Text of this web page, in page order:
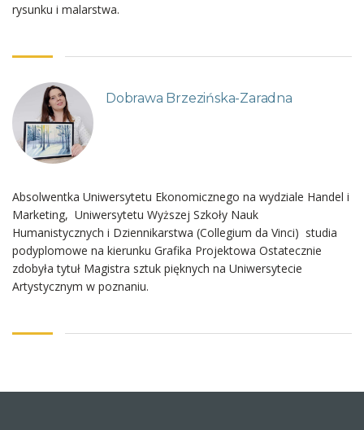
rysunku i malarstwa.
Dobrawa Brzezińska-Zaradna
Absolwentka Uniwersytetu Ekonomicznego na wydziale Handel i
Marketing, Uniwersytetu Wyższej Szkoły Nauk
Humanistycznych i Dziennikarstwa (Collegium da Vinci) studia
podyplomowe na kierunku Grafika Projektowa Ostatecznie
zdobyła tytuł Magistra sztuk pięknych na Uniwersytecie
Artystycznym w poznaniu.